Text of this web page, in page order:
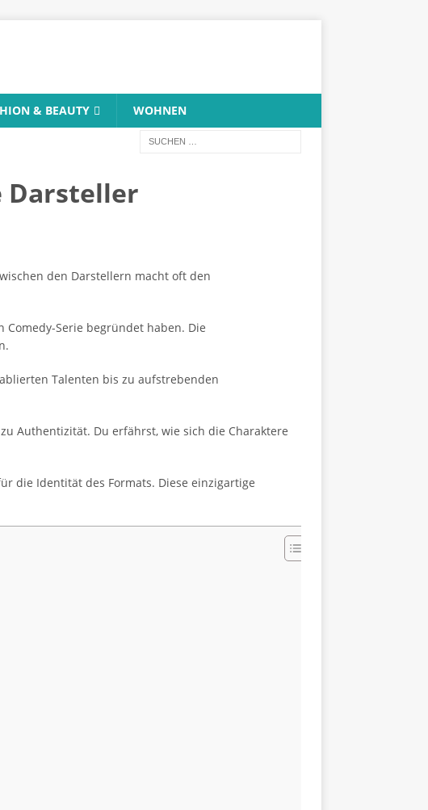
& BEAUTY WOHNEN
Darsteller
den Darstellern macht oft den
Serie begründet haben. Die
Talenten bis zu aufstrebenden
Authentizität. Du erfährst, wie sich die Charaktere
die Identität des Formats. Diese einzigartige